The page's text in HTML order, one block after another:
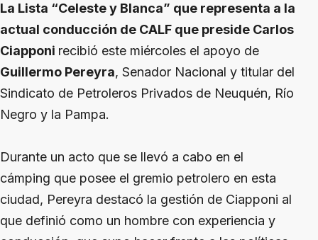
La Lista “Celeste y Blanca” que representa a la
actual conducción de CALF que preside Carlos
Ciapponi recibió este miércoles el apoyo de
Guillermo Pereyra, Senador Nacional y titular del
Sindicato de Petroleros Privados de Neuquén, Río
Negro y la Pampa.
Durante un acto que se llevó a cabo en el
cámping que posee el gremio petrolero en esta
ciudad, Pereyra destacó la gestión de Ciapponi al
que definió como un hombre con experiencia y